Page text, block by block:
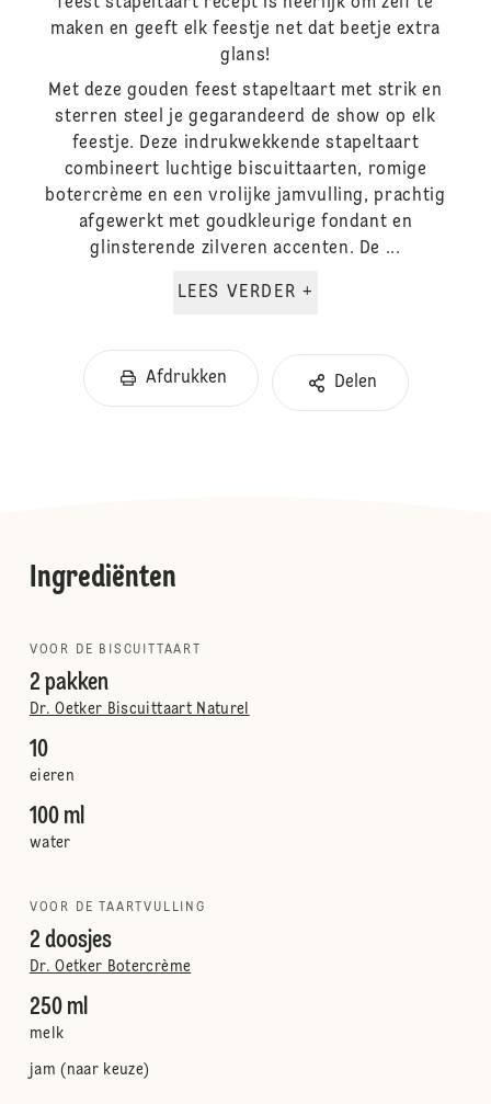
maken en geeft elk feestje net dat beetje extra
glans!
Met deze gouden feest stapeltaart met strik en
sterren steel je gegarandeerd de show op elk
feestje. Deze indrukwekkende stapeltaart
combineert luchtige biscuittaarten, romige
botercrème en een vrolijke jamvulling, prachtig
afgewerkt met goudkleurige fondant en
glinsterende zilveren accenten. De ...
LEES VERDER +
Afdrukken Delen
Ingrediënten
VOOR DE BISCUITTAART
2 pakken
Dr. Oetker Biscuittaart Naturel
10
eieren
100 ml
water
VOOR DE TAARTVULLING
2 doosjes
Dr. Oetker Botercrème
250 ml
melk
jam (naar keuze)